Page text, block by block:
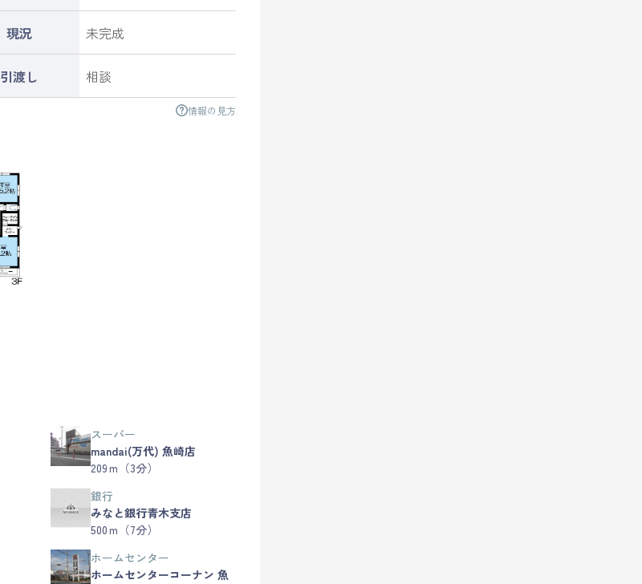
現況 未完成
引渡し 相談
情報の見方
スーパー
mandai(万代) 魚崎店
209ｍ（3分）
銀行
みなと銀行青木支店
500ｍ（7分）
ホームセンター
ホームセンターコーナン 魚